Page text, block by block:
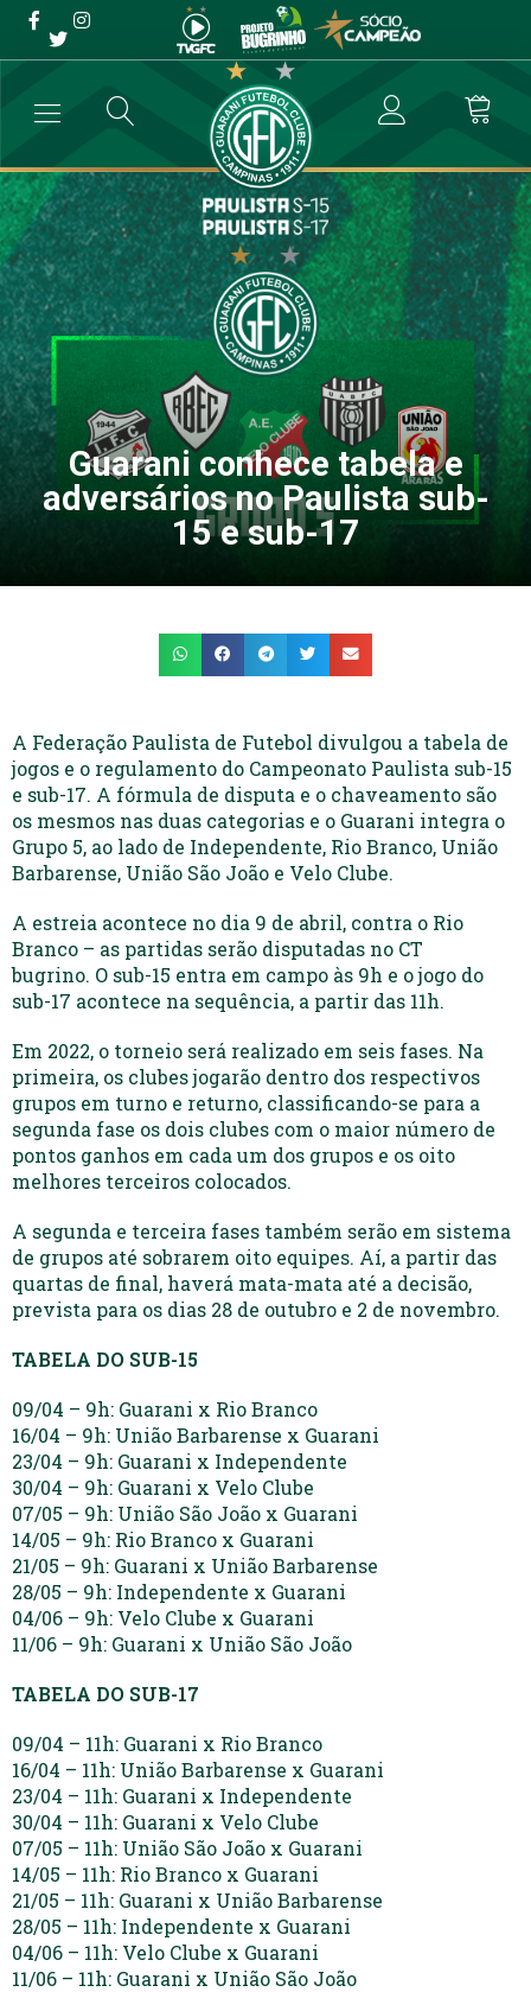
Guarani conhece tabela e
adversários no Paulista
sub-15 e sub-17
→ → Guarani conhece tabela e adversários no
Guarani conhece tabela e
adversários no Paulista sub-
15 e sub-17
A Federação Paulista de Futebol divulgou a tabela de
jogos e o regulamento do Campeonato Paulista sub-15
e sub-17. A fórmula de disputa e o chaveamento são
os mesmos nas duas categorias e o Guarani integra o
Grupo 5, ao lado de Independente, Rio Branco, União
Barbarense, União São João e Velo Clube.
A estreia acontece no dia 9 de abril, contra o Rio
Branco – as partidas serão disputadas no CT
bugrino. O sub-15 entra em campo às 9h e o jogo do
sub-17 acontece na sequência, a partir das 11h.
Em 2022, o torneio será realizado em seis fases. Na
primeira, os clubes jogarão dentro dos respectivos
grupos em turno e returno, classificando-se para a
segunda fase os dois clubes com o maior número de
pontos ganhos em cada um dos grupos e os oito
melhores terceiros colocados.
A segunda e terceira fases também serão em sistema
de grupos até sobrarem oito equipes. Aí, a partir das
quartas de final, haverá mata-mata até a decisão,
prevista para os dias 28 de outubro e 2 de novembro.
TABELA DO SUB-15
09/04 – 9h: Guarani x Rio Branco
16/04 – 9h: União Barbarense x Guarani
23/04 – 9h: Guarani x Independente
30/04 – 9h: Guarani x Velo Clube
07/05 – 9h: União São João x Guarani
14/05 – 9h: Rio Branco x Guarani
21/05 – 9h: Guarani x União Barbarense
28/05 – 9h: Independente x Guarani
04/06 – 9h: Velo Clube x Guarani
11/06 – 9h: Guarani x União São João
TABELA DO SUB-17
09/04 – 11h: Guarani x Rio Branco
16/04 – 11h: União Barbarense x Guarani
23/04 – 11h: Guarani x Independente
30/04 – 11h: Guarani x Velo Clube
07/05 – 11h: União São João x Guarani
14/05 – 11h: Rio Branco x Guarani
21/05 – 11h: Guarani x União Barbarense
28/05 – 11h: Independente x Guarani
04/06 – 11h: Velo Clube x Guarani
11/06 – 11h: Guarani x União São João